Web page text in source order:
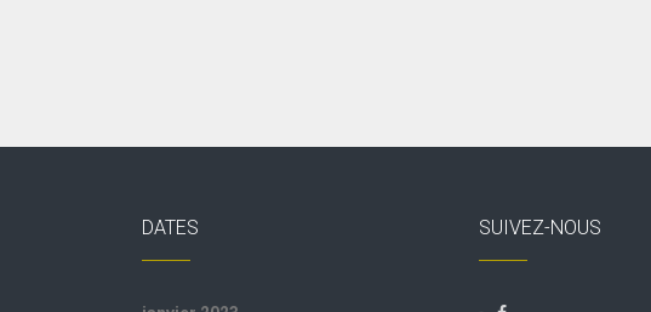
DATES SUIVEZ-NOUS